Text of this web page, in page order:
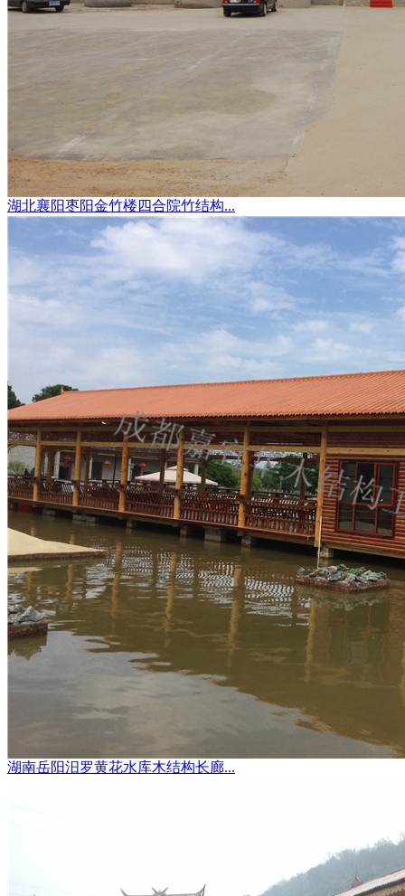
湖北襄阳枣阳金竹楼四合院竹结构...
湖南岳阳汨罗黄花水库木结构长廊...